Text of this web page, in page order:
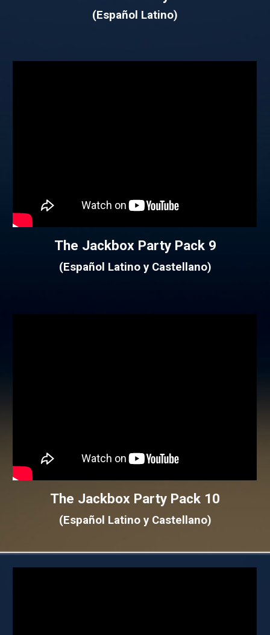
(Español Latino)
The Jackbox Party Pack 9
(Español Latino y Castellano)
The Jackbox Party Pack 10
(Español Latino y Castellano)